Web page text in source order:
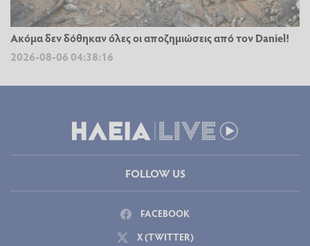
Ακόμα δεν δόθηκαν όλες οι αποζημιώσεις από τον Daniel!
2026-08-06 04:38:16
FOLLOW US
FACEBOOK
X (TWITTER)